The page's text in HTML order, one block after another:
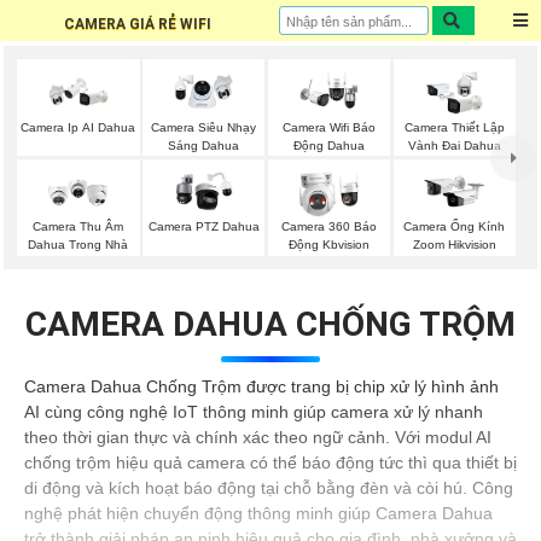
CAMERA GIÁ RẺ WIFI
Camera Ip AI Dahua
Camera Siêu Nhạy
Sáng Dahua
Camera Wifi Báo
Động Dahua
Camera Thiết Lập
Vành Đai Dahua
Camera Thu Âm
Dahua Trong Nhà
Camera PTZ Dahua
Camera 360 Báo
Động Kbvision
Camera Ống Kính
Zoom Hikvision
CAMERA DAHUA CHỐNG TRỘM
Camera Dahua Chống Trộm được trang bị chip xử lý hình ảnh
AI cùng công nghệ IoT thông minh giúp camera xử lý nhanh
theo thời gian thực và chính xác theo ngữ cảnh. Với modul AI
chống trộm hiệu quả camera có thể báo động tức thì qua thiết bị
di động và kích hoạt báo động tại chỗ bằng đèn và còi hú. Công
nghệ phát hiện chuyển động thông minh giúp Camera Dahua